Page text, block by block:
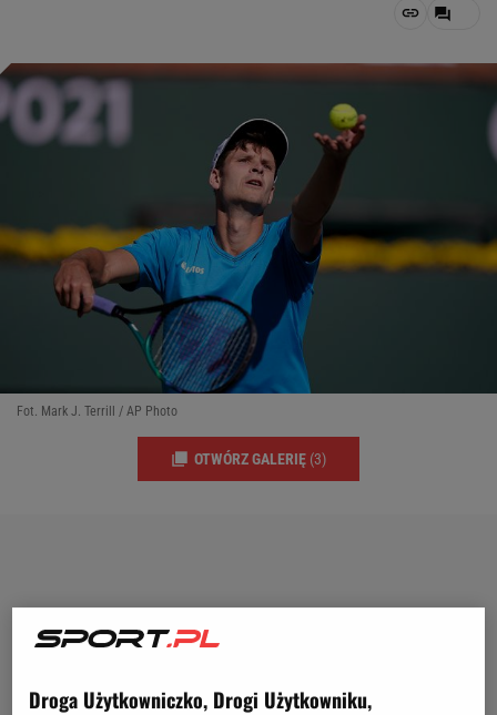
Fot. Mark J. Terrill / AP Photo
OTWÓRZ GALERIĘ (3)
Droga Użytkowniczko, Drogi Użytkowniku,